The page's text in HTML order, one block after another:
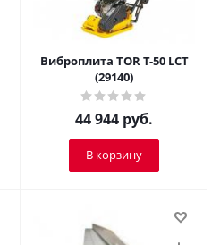
Виброплита TOR T-50 LCT
(29140)
44 944 руб.
В корзину